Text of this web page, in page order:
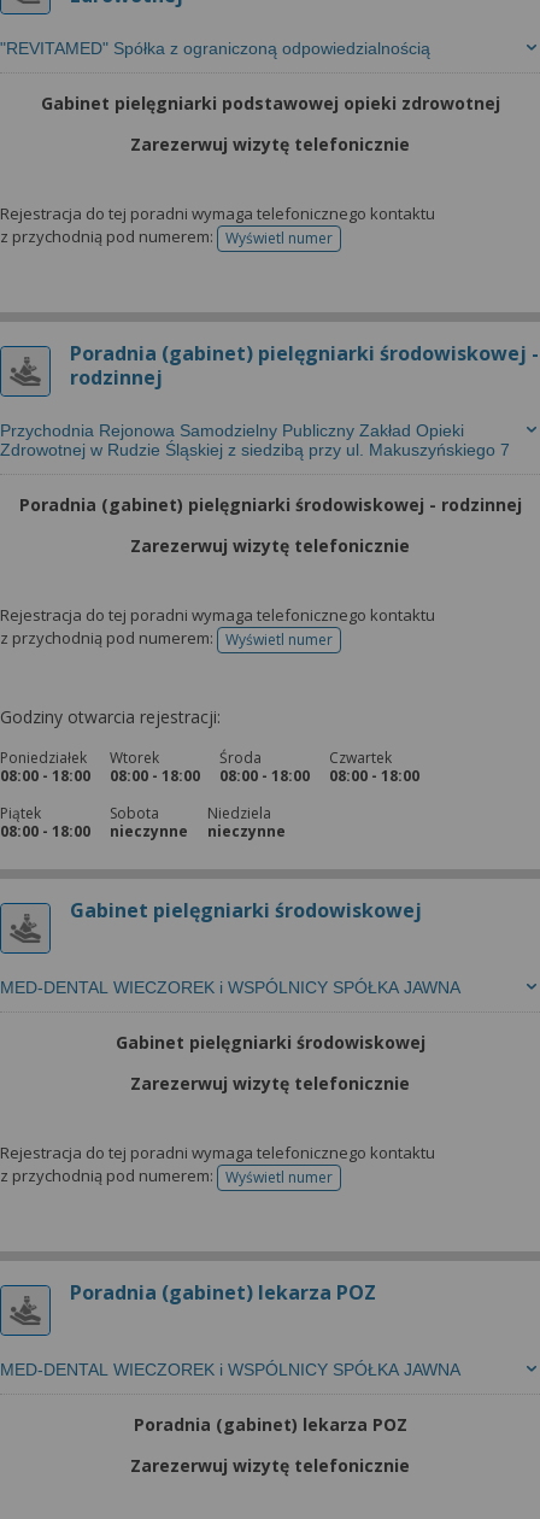
"REVITAMED" Spółka z ograniczoną odpowiedzialnością
Gabinet pielęgniarki podstawowej opieki zdrowotnej
Zarezerwuj wizytę telefonicznie
Rejestracja do tej poradni wymaga telefonicznego kontaktu
z przychodnią pod numerem:
Wyświetl numertelefonu do rejestracji
Poradnia (gabinet) pielęgniarki środowiskowej -
rodzinnej
Przychodnia Rejonowa Samodzielny Publiczny Zakład Opieki
Zdrowotnej w Rudzie Śląskiej z siedzibą przy ul. Makuszyńskiego 7
Poradnia (gabinet) pielęgniarki środowiskowej - rodzinnej
Zarezerwuj wizytę telefonicznie
Rejestracja do tej poradni wymaga telefonicznego kontaktu
z przychodnią pod numerem:
Wyświetl numertelefonu do rejestracji
Godziny otwarcia rejestracji:
Poniedziałek
08:00 - 18:00
Wtorek
08:00 - 18:00
Środa
08:00 - 18:00
Czwartek
08:00 - 18:00
Piątek
08:00 - 18:00
Sobota
nieczynne
Niedziela
nieczynne
Gabinet pielęgniarki środowiskowej
MED-DENTAL WIECZOREK i WSPÓLNICY SPÓŁKA JAWNA
Gabinet pielęgniarki środowiskowej
Zarezerwuj wizytę telefonicznie
Rejestracja do tej poradni wymaga telefonicznego kontaktu
z przychodnią pod numerem:
Wyświetl numertelefonu do rejestracji
Poradnia (gabinet) lekarza POZ
MED-DENTAL WIECZOREK i WSPÓLNICY SPÓŁKA JAWNA
Poradnia (gabinet) lekarza POZ
Zarezerwuj wizytę telefonicznie